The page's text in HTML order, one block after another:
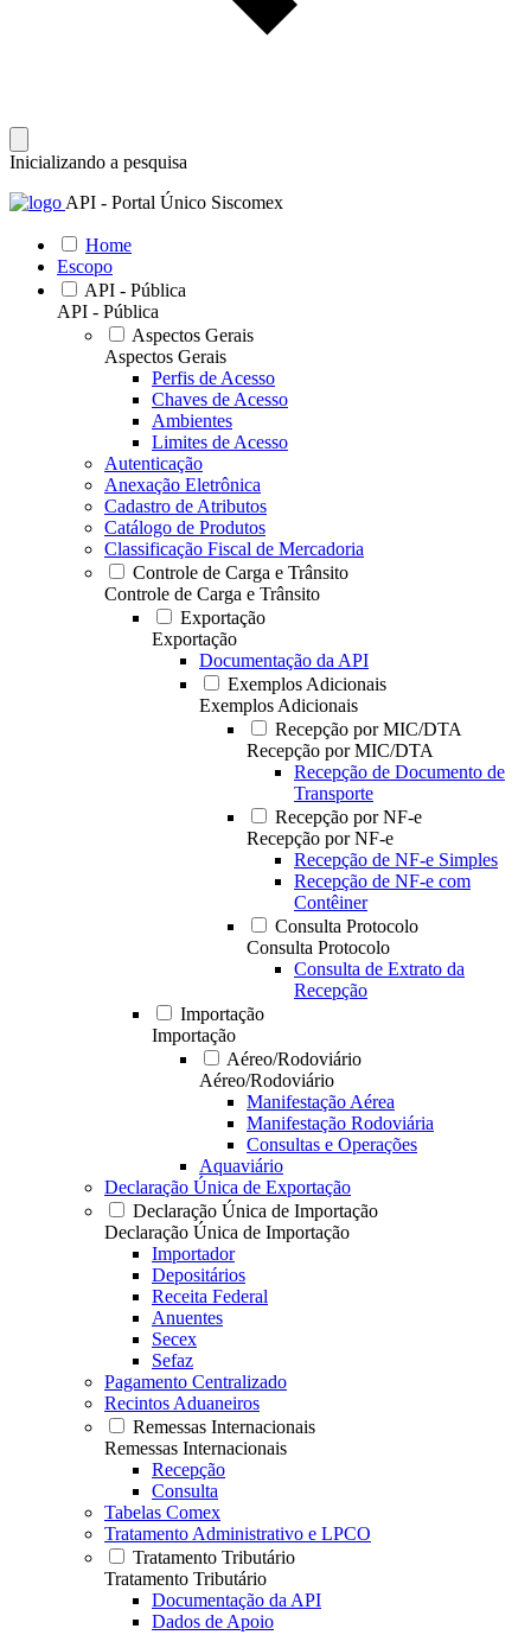
Inicializando a pesquisa
API - Portal Único Siscomex
Home
Escopo
API - Pública
API - Pública
Aspectos Gerais
Aspectos Gerais
Perfis de Acesso
Chaves de Acesso
Ambientes
Limites de Acesso
Autenticação
Anexação Eletrônica
Cadastro de Atributos
Catálogo de Produtos
Classificação Fiscal de Mercadoria
Controle de Carga e Trânsito
Controle de Carga e Trânsito
Exportação
Exportação
Documentação da API
Exemplos Adicionais
Exemplos Adicionais
Recepção por MIC/DTA
Recepção por MIC/DTA
Recepção de Documento de
Transporte
Recepção por NF-e
Recepção por NF-e
Recepção de NF-e Simples
Recepção de NF-e com
Contêiner
Consulta Protocolo
Consulta Protocolo
Consulta de Extrato da
Recepção
Importação
Importação
Aéreo/Rodoviário
Aéreo/Rodoviário
Manifestação Aérea
Manifestação Rodoviária
Consultas e Operações
Aquaviário
Declaração Única de Exportação
Declaração Única de Importação
Declaração Única de Importação
Importador
Depositários
Receita Federal
Anuentes
Secex
Sefaz
Pagamento Centralizado
Recintos Aduaneiros
Remessas Internacionais
Remessas Internacionais
Recepção
Consulta
Tabelas Comex
Tratamento Administrativo e LPCO
Tratamento Tributário
Tratamento Tributário
Documentação da API
Dados de Apoio